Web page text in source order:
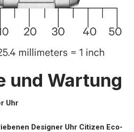
und Wartung
Uhr
Designer Uhr Citizen Eco-